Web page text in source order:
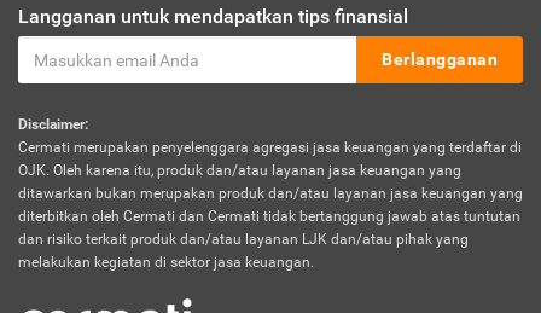
Langganan untuk mendapatkan tips finansial
Berlangganan
Disclaimer:
Cermati merupakan penyelenggara agregasi jasa keuangan yang terdaftar di
OJK. Oleh karena itu, produk dan/atau layanan jasa keuangan yang
ditawarkan bukan merupakan produk dan/atau layanan jasa keuangan yang
diterbitkan oleh Cermati dan Cermati tidak bertanggung jawab atas tuntutan
dan risiko terkait produk dan/atau layanan LJK dan/atau pihak yang
melakukan kegiatan di sektor jasa keuangan.